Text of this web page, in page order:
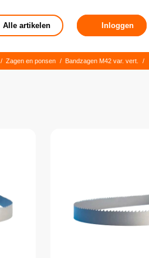
Alle artikelen Inloggen
/ Zagen en ponsen / Bandzagen M42 var. vert. /